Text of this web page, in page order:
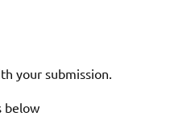
your submission.
below